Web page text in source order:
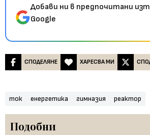
Добави ни в предпочитани
Google
СПОДЕЛЯНЕ ХАРЕСВА МИ
ток енергетика гимназия реактор
Подобни